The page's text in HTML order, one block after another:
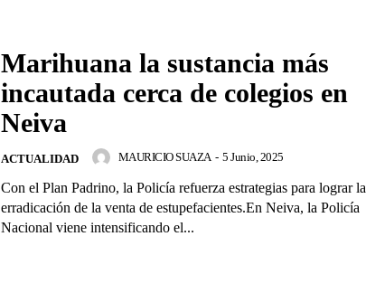
Marihuana la sustancia más
incautada cerca de colegios en
Neiva
ACTUALIDAD MAURICIO SUAZA - 5 Junio, 2025
Con el Plan Padrino, la Policía refuerza estrategias para lograr la
erradicación de la venta de estupefacientes.En Neiva, la Policía
Nacional viene intensificando el...